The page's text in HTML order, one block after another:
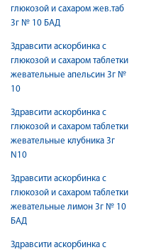
глюкозой и сахаром жев.таб
3г № 10 БАД
Здравсити аскорбинка с
глюкозой и сахаром таблетки
жевательные апельсин 3г №
10
Здравсити аскорбинка с
глюкозой и сахаром таблетки
жевательные клубника 3г
N10
Здравсити аскорбинка с
глюкозой и сахаром таблетки
жевательные лимон 3г № 10
БАД
Здравсити аскорбинка с